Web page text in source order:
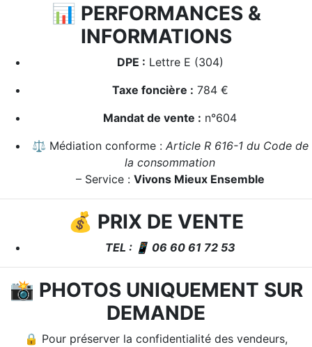
📊 PERFORMANCES &
INFORMATIONS
DPE : Lettre E (304)
Taxe foncière : 784 €
Mandat de vente : n°604
⚖️ Médiation conforme : Article R 616-1 du Code de
la consommation
– Service : Vivons Mieux Ensemble
💰 PRIX DE VENTE
TEL : 📱 06 60 61 72 53
📸 PHOTOS UNIQUEMENT SUR
DEMANDE
🔒 Pour préserver la confidentialité des vendeurs,